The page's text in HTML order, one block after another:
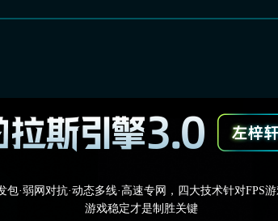
包·弱网对抗·动态多线·高速专网，四大技术针对FPS
游戏稳定才是制胜关键